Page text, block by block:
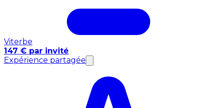
Viterbe
147 € par invité
Expérience partagée